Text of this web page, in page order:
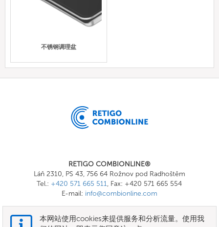
不锈钢调理盆
RETIGO COMBIONLINE®
Láň 2310, PS 43, 756 64 Rožnov pod Radhoštěm
Tel.: +420 571 665 511, Fax: +420 571 665 554
E-mail: info@combionline.com
本网站使用cookies来提供服务和分析流量。使用我